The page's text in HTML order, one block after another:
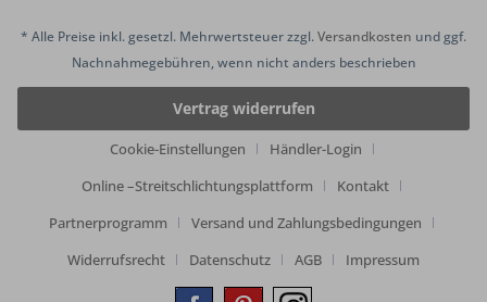
* Alle Preise inkl. gesetzl. Mehrwertsteuer zzgl.Versandkosten und ggf.
Nachnahmegebühren, wenn nicht anders beschrieben
Vertrag widerrufen
Cookie-Einstellungen
Händler-Login
Online –Streitschlichtungsplattform
Kontakt
Partnerprogramm
Versand und Zahlungsbedingungen
Widerrufsrecht
Datenschutz AGB Impressum